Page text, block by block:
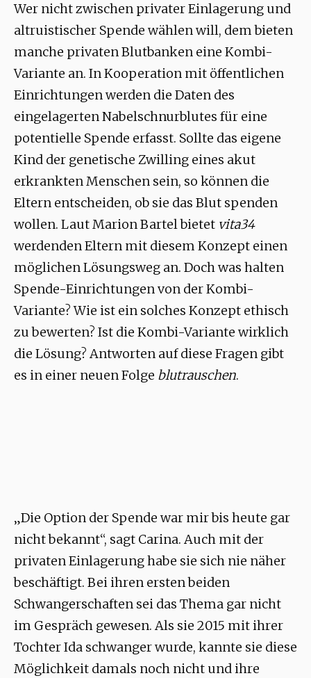
Wer nicht zwischen privater Einlagerung und
altruistischer Spende wählen will, dem bieten
manche privaten Blutbanken eine Kombi-
Variante an. In Kooperation mit öffentlichen
Einrichtungen werden die Daten des
eingelagerten Nabelschnurblutes für eine
potentielle Spende erfasst. Sollte das eigene
Kind der genetische Zwilling eines akut
erkrankten Menschen sein, so können die
Eltern entscheiden, ob sie das Blut spenden
wollen. Laut Marion Bartel bietet vita34
werdenden Eltern mit diesem Konzept einen
möglichen Lösungsweg an. Doch was halten
Spende-Einrichtungen von der Kombi-
Variante? Wie ist ein solches Konzept ethisch
zu bewerten? Ist die Kombi-Variante wirklich
die Lösung? Antworten auf diese Fragen gibt
es in einer neuen Folge blutrauschen.
„Die Option der Spende war mir bis heute gar
nicht bekannt“, sagt Carina. Auch mit der
privaten Einlagerung habe sie sich nie näher
beschäftigt. Bei ihren ersten beiden
Schwangerschaften sei das Thema gar nicht
im Gespräch gewesen. Als sie 2015 mit ihrer
Tochter Ida schwanger wurde, kannte sie diese
Möglichkeit damals noch nicht und ihre